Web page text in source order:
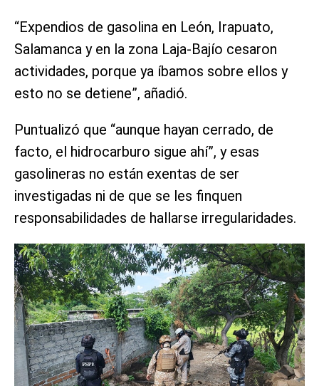
“Expendios de gasolina en León, Irapuato,
Salamanca y en la zona Laja-Bajío cesaron
actividades, porque ya íbamos sobre ellos y
esto no se detiene”, añadió.
Puntualizó que “aunque hayan cerrado, de
facto, el hidrocarburo sigue ahí”, y esas
gasolineras no están exentas de ser
investigadas ni de que se les finquen
responsabilidades de hallarse irregularidades.